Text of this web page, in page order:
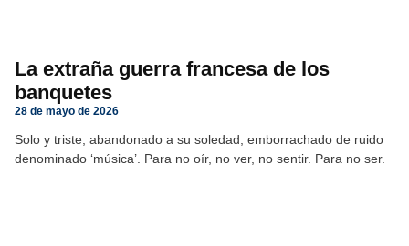
La extraña guerra francesa de los
banquetes
28 de mayo de 2026
Solo y triste, abandonado a su soledad, emborrachado de ruido
denominado ‘música’. Para no oír, no ver, no sentir. Para no ser.